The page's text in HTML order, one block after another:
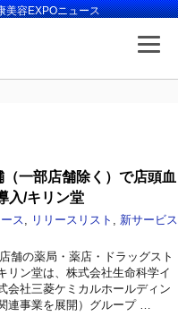
美容EXPOニュース
一部店舗除く）で店頭血
入/キリン堂
ス リリースリスト
新サービス
舗の薬局・薬店・ドラッグスト
リン堂は、株式会社生命科学イ
会社三菱ケミカルホールディン
連事業を展開）グループ …